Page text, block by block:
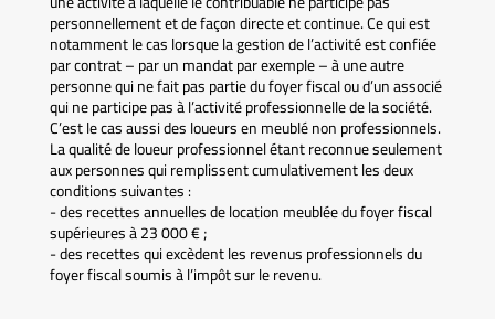
personnellement et de façon directe et continue. Ce qui est
notamment le cas lorsque la gestion de l’activité est confiée
par contrat – par un mandat par exemple – à une autre
personne qui ne fait pas partie du foyer fiscal ou d’un associé
qui ne participe pas à l’activité professionnelle de la société.
C’est le cas aussi des loueurs en meublé non professionnels.
La qualité de loueur professionnel étant reconnue seulement
aux personnes qui remplissent cumulativement les deux
conditions suivantes :
- des recettes annuelles de location meublée du foyer fiscal
supérieures à 23 000 € ;
- des recettes qui excèdent les revenus professionnels du
foyer fiscal soumis à l’impôt sur le revenu.